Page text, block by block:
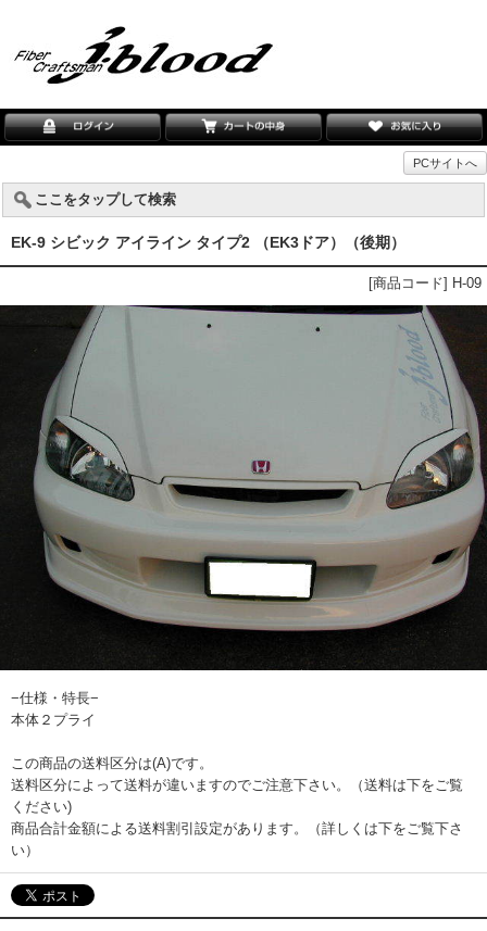
PCサイトへ
ここをタップして検索
EK-9 シビック アイライン タイプ2 （EK3ドア）（後期）
[商品コード] H-09
−仕様・特長−
本体２プライ
この商品の送料区分は(A)です。
送料区分によって送料が違いますのでご注意下さい。（送料は下をご覧
ください)
商品合計金額による送料割引設定があります。（詳しくは下をご覧下さ
い）